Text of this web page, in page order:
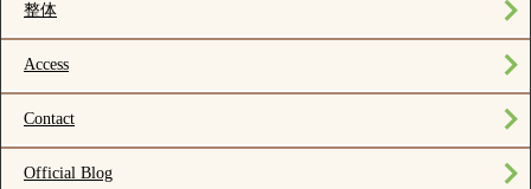
整体
Access
Contact
Official Blog